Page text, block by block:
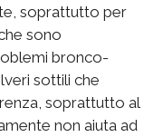
soprattutto per
sono
bronco-
sottili che
soprattutto al
non aiuta ad